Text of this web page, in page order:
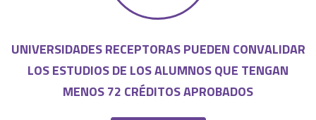
UNIVERSIDADES RECEPTORAS PUEDEN CONVALIDAR
LOS ESTUDIOS DE LOS ALUMNOS QUE TENGAN
MENOS 72 CRÉDITOS APROBADOS